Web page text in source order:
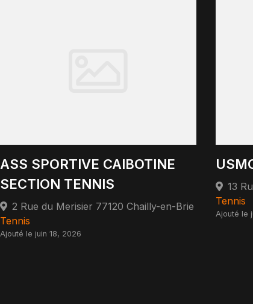
ASS SPORTIVE CAIBOTINE
SECTION TENNIS
2 Rue du Merisier 77120 Chailly-en-Brie
Tennis
Ajouté le juin 18, 2026
Tennis
Ajouté le